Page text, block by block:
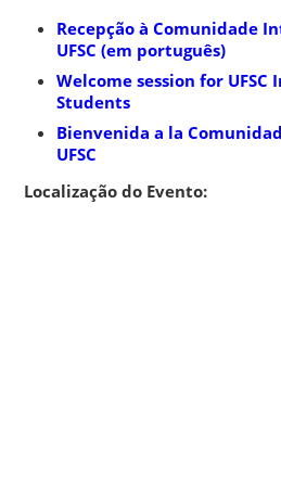
Recepção à Comunidade
UFSC (em português)
Welcome session for
Students
Bienvenida a la
UFSC
Localização do Evento: